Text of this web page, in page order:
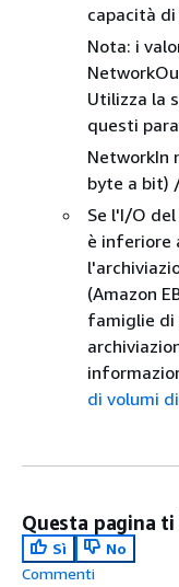
capacità
Nota: i
Utilizza la
questi
NetworkIn
byte a bit)
Se l'I/O
è inferiore
(Amazon
famiglie di
di volumi
Questa pagina
Sì
No
Commenti